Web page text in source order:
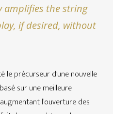
amplifies the string
if desired, without
le précurseur d’une nouvelle
sur une meilleure
l’ouverture des